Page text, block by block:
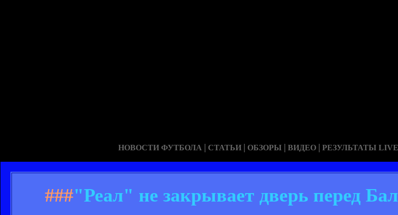
НОВОСТИ ФУТБОЛА | СТАТЬИ | ОБЗОРЫ | ВИДЕО | РЕЗУЛЬТАТЫ LIVE
###"Реал" не закрывает дверь перед